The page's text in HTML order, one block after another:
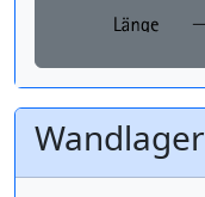
Wandlager